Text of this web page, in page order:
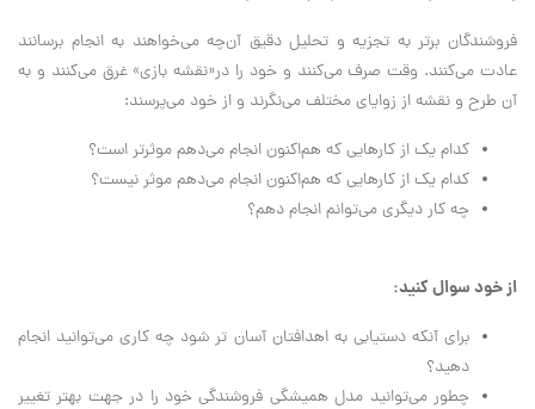
فروشندگان برتر به تجزیه‌ و تحلیل دقیق آن‌چه می‌خواهند به انجام برسانند
عادت می‌کنند. وقت صرف می‌کنند و خود را در«نقشه بازی» غرق می‌کنند و به
آن طرح و نقشه از زوایای مختلف می‌نگرند و از خود می‌پرسند:
کدام یک از کارهایی که هم‌اکنون انجام می‌دهم موثرتر است؟
کدام یک از کارهایی که هم‌اکنون انجام می‌دهم موثر نیست؟
چه کار دیگری می‌توانم انجام دهم؟
از خود سوال کنید:
برای آنکه دستیابی به اهدافتان آسان تر شود چه کاری می‌توانید انجام
دهید؟
چطور می‌توانید مدل همیشگی فروشندگی خود را در جهت بهتر تغییر